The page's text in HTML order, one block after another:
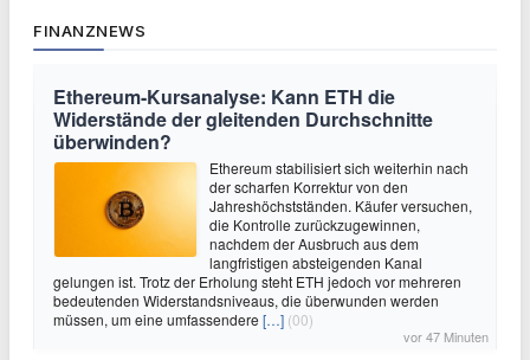
FINANZNEWS
Ethereum-Kursanalyse: Kann ETH die
Widerstände der gleitenden Durchschnitte
überwinden?
Ethereum stabilisiert sich weiterhin nach
der scharfen Korrektur von den
Jahreshöchstständen. Käufer versuchen,
die Kontrolle zurückzugewinnen,
nachdem der Ausbruch aus dem
langfristigen absteigenden Kanal
gelungen ist. Trotz der Erholung steht ETH jedoch vor mehreren
bedeutenden Widerstandsniveaus, die überwunden werden
müssen, um eine umfassendere […] (00)
vor 47 Minuten